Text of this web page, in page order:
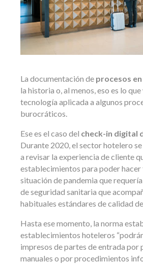
La documentación de procesos
la historia o, al menos, eso es lo
tecnología aplicada a algunos
burocráticos.
Ese es el caso del check-in digital
Durante 2020, el sector hotelero
a revisar la experiencia de cliente
establecimientos para poder hacer
situación de pandemia que
de seguridad sanitaria que
habituales estándares de calidad
Hasta ese momento, la norma
establecimientos hoteleros
impresos de partes de entrada por
manuales o por procedimientos